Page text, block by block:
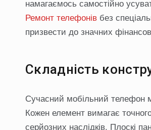
намагаємось самостійно
Ремонт телефонів без
призвести до значних
Складність
Сучасний мобільний телефон
Кожен елемент вимагає
серйозних наслідків. Плоскі